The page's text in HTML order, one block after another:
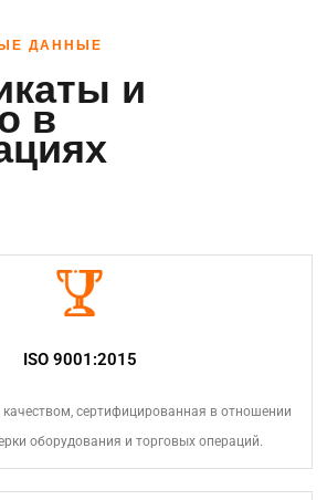
ДАННЫЕ
и
в
ISO 9001:2015
сертифицированная в отношении
оборудования и торговых операций.